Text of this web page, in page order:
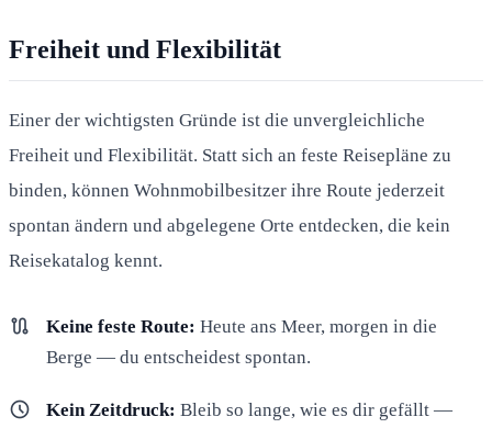
Freiheit und Flexibilität
Einer der wichtigsten Gründe ist die unvergleichliche
Freiheit und Flexibilität. Statt sich an feste Reisepläne zu
binden, können Wohnmobilbesitzer ihre Route jederzeit
spontan ändern und abgelegene Orte entdecken, die kein
Reisekatalog kennt.
route Keine feste Route: Heute ans Meer, morgen in die
Berge — du entscheidest spontan.
schedule Kein Zeitdruck: Bleib so lange, wie es dir gefällt —